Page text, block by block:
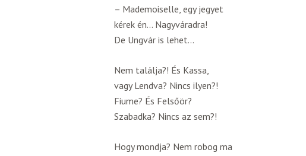
– Mademoiselle, egy jegyet
kérek én… Nagyváradra!
De Ungvár is lehet…
Nem találja?! És Kassa,
vagy Lendva? Nincs ilyen?!
Fiume? És Felsőör?
Szabadka? Nincs az sem?!
Hogy mondja? Nem robog ma